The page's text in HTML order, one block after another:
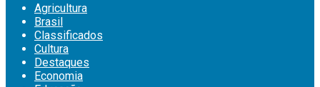
Agricultura
Brasil
Classificados
Cultura
Destaques
Economia